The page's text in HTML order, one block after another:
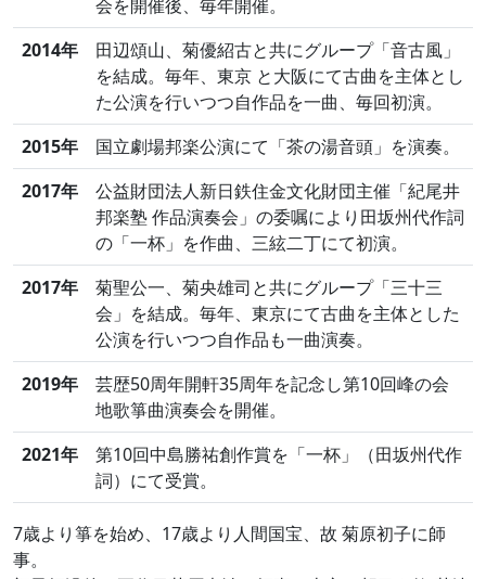
会を開催後、毎年開催。
2014年
田辺頌山、菊優紹古と共にグループ「音古風」
を結成。毎年、東京 と大阪にて古曲を主体とし
た公演を行いつつ自作品を一曲、毎回初演。
2015年
国立劇場邦楽公演にて「茶の湯音頭」を演奏。
2017年
公益財団法人新日鉄住金文化財団主催「紀尾井
邦楽塾 作品演奏会」の委嘱により田坂州代作詞
の「一杯」を作曲、三絃二丁にて初演。
2017年
菊聖公一、菊央雄司と共にグループ「三十三
会」を結成。毎年、東京にて古曲を主体とした
公演を行いつつ自作品も一曲演奏。
2019年
芸歴50周年開軒35周年を記念し第10回峰の会
地歌箏曲演奏会を開催。
2021年
第10回中島勝祐創作賞を「一杯」（田坂州代作
詞）にて受賞。
7歳より箏を始め、17歳より人間国宝、故 菊原初子に師
事。